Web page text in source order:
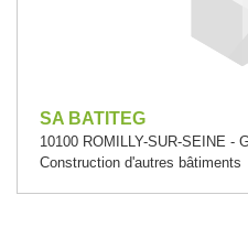
SA BATITEG
10100 ROMILLY-SUR-SEINE -
Construction d'autres bâtiments